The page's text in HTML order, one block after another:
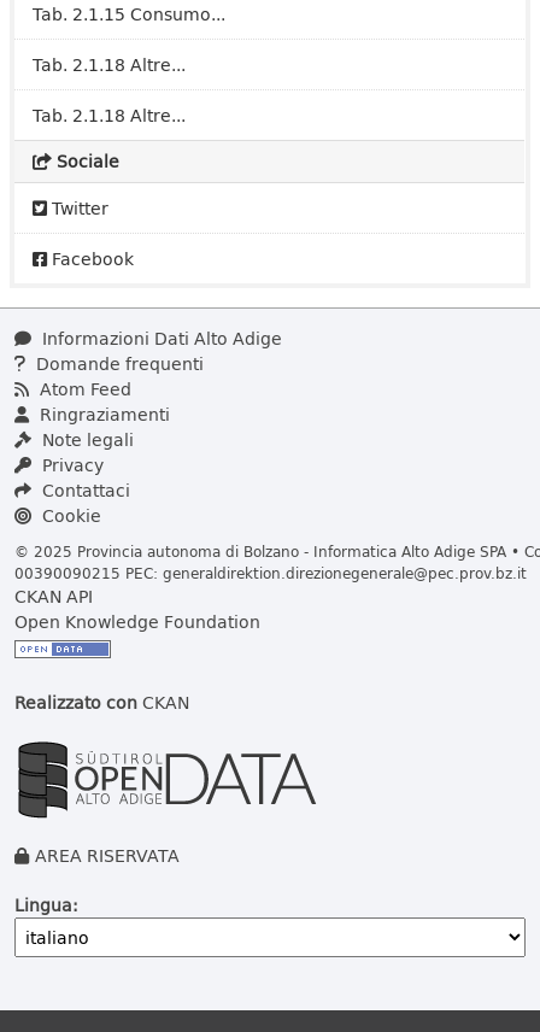
Tab. 2.1.15 Consumo...
Tab. 2.1.18 Altre...
Tab. 2.1.18 Altre...
Sociale
Twitter
Facebook
Informazioni Dati Alto Adige
Domande frequenti
Atom Feed
Ringraziamenti
Note legali
Privacy
Contattaci
Cookie
© 2025 Provincia autonoma di Bolzano - Informatica Alto Adige SPA •
00390090215 PEC: generaldirektion.direzionegenerale@pec.prov.bz.it
CKAN API
Open Knowledge Foundation
Realizzato conCKAN
AREA RISERVATA
Lingua